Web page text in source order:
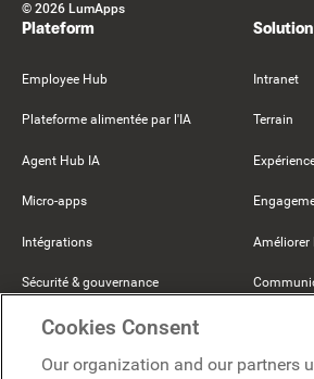
© 2026 LumApps
Plateform
Employee Hub
Plateforme alimentée par l'IA
Agent Hub IA
Micro-apps
Intégrations
Sécurité & gouvernance
Application mobile
Recherche d'entreprise
Intranet
Terrain
IT &
Cookies Consent
Our organization and our partners